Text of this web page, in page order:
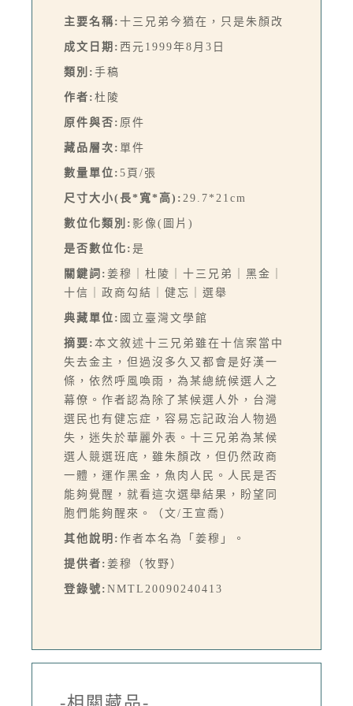
主要名稱: 十三兄弟今猶在，只是朱顏改
成文日期: 西元1999年8月3日
類別: 手稿
作者: 杜陵
原件與否: 原件
藏品層次: 單件
數量單位: 5頁/張
尺寸大小(長*寬*高): 29.7*21cm
數位化類別: 影像(圖片)
是否數位化: 是
關鍵詞: 姜穆｜杜陵｜十三兄弟｜黑金｜
十信｜政商勾結｜健忘｜選舉
典藏單位: 國立臺灣文學館
摘要: 本文敘述十三兄弟雖在十信案當中
失去金主，但過沒多久又都會是好漢一
條，依然呼風喚雨，為某總統候選人之
幕僚。作者認為除了某候選人外，台灣
選民也有健忘症，容易忘記政治人物過
失，迷失於華麗外表。十三兄弟為某候
選人競選班底，雖朱顏改，但仍然政商
一體，運作黑金，魚肉人民。人民是否
能夠覺醒，就看這次選舉結果，盼望同
胞們能夠醒來。（文/王宣喬）
其他說明: 作者本名為「姜穆」。
提供者: 姜穆（牧野）
登錄號: NMTL20090240413